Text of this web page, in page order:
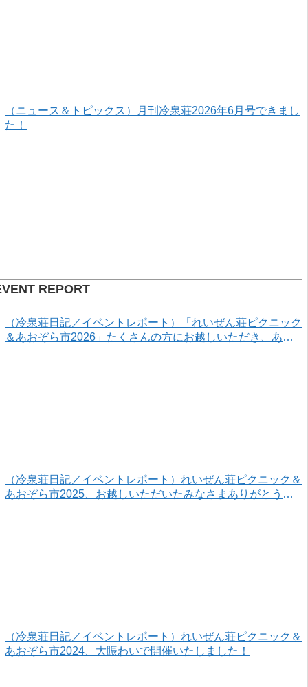
（ニュース＆トピックス）月刊冷泉荘2026年6月号できまし
た！
REPORT
（冷泉荘日記／イベントレポート）「れいぜん荘ピクニック
＆あおぞら市2026」たくさんの方にお越しいただき、あり
（冷泉荘日記／イベントレポート）れいぜん荘ピクニック＆
あおぞら市2025、お越しいただいたみなさまありがとうご
（冷泉荘日記／イベントレポート）れいぜん荘ピクニック＆
あおぞら市2024、大賑わいで開催いたしました！